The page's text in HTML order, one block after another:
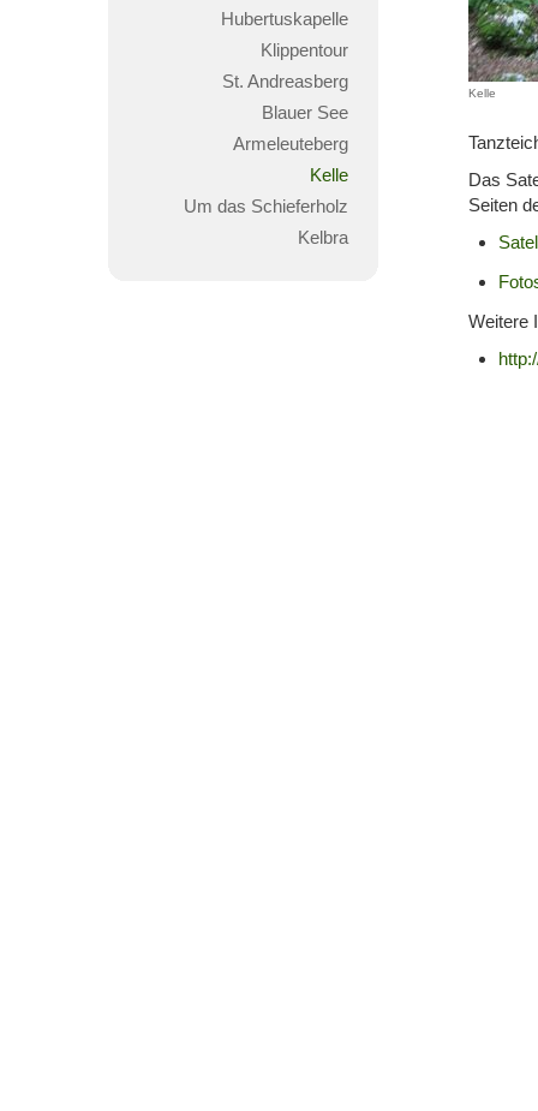
Hubertuskapelle
Klippentour
St. Andreasberg
Blauer See
Armeleuteberg
Kelle
Um das Schieferholz
Kelbra
Kelle
Das
Seiten
Weitere